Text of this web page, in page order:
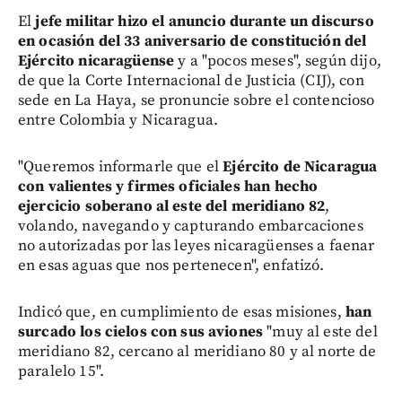
Eljefe militar hizo el anuncio durante un discurso
en ocasión del 33 aniversario de constitución del
Ejército nicaragüensey a "pocos meses", según dijo,
de que la Corte Internacional de Justicia (CIJ), con
sede en La Haya, se pronuncie sobre el contencioso
entre Colombia y Nicaragua.
"Queremos informarle que elEjército de Nicaragua
con valientes y firmes oficiales han hecho
ejercicio soberano al este del meridiano 82,
volando, navegando y capturando embarcaciones
no autorizadas por las leyes nicaragüenses a faenar
en esas aguas que nos pertenecen", enfatizó.
Indicó que, en cumplimiento de esas misiones, han
surcado los cielos con sus aviones"muy al este del
meridiano 82, cercano al meridiano 80 y al norte de
paralelo 15".